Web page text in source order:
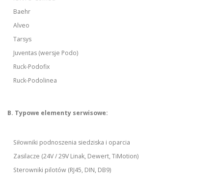
Baehr
Alveo
Tarsys
Juventas (wersje Podo)
Ruck-Podofix
Ruck-Podolinea
B. Typowe elementy serwisowe:
Siłowniki podnoszenia siedziska i oparcia
Zasilacze (24V / 29V Linak, Dewert, TiMotion)
Sterowniki pilotów (RJ45, DIN, DB9)